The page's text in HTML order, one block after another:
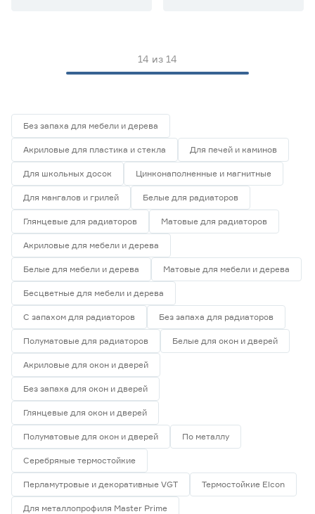
14 из 14
Без запаха для мебели и дерева
Акриловые для пластика и стекла Для печей и каминов
Для школьных досок Цинконаполненные и магнитные
Для мангалов и грилей Белые для радиаторов
Глянцевые для радиаторов Матовые для радиаторов
Акриловые для мебели и дерева
Белые для мебели и дерева Матовые для мебели и дерева
Бесцветные для мебели и дерева
С запахом для радиаторов Без запаха для радиаторов
Полуматовые для радиаторов Белые для окон и дверей
Акриловые для окон и дверей
Без запаха для окон и дверей
Глянцевые для окон и дверей
Полуматовые для окон и дверей По металлу
Серебряные термостойкие
Перламутровые и декоративные VGT Термостойкие Elcon
Для металлопрофиля Master Prime